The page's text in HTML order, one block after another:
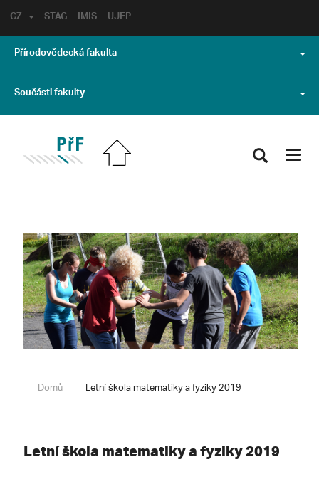
STAG IMIS UJEP
CZ
Přírodovědecká fakulta
Součásti fakulty
Domů Letní škola matematiky a fyziky 2019
Letní škola matematiky a fyziky 2019